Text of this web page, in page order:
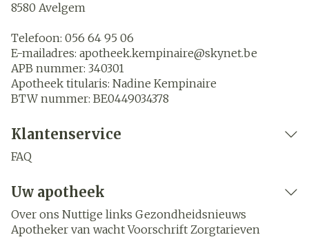
8580 Avelgem
Telefoon: 056 64 95 06
E-mailadres: apotheek.kempinaire@skynet.be
APB nummer: 340301
Apotheek titularis: Nadine Kempinaire
BTW nummer: BE0449034378
Klantenservice
FAQ
Uw apotheek
Over ons Nuttige links Gezondheidsnieuws
Apotheker van wacht Voorschrift Zorgtarieven